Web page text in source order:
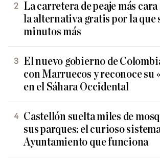
La carretera de peaje más cara
la alternativa gratis por la que
minutos más
El nuevo gobierno de
con Marruecos y reconoce su
en el Sáhara Occidental
Castellón suelta miles de
sus parques: el curioso
Ayuntamiento que funciona